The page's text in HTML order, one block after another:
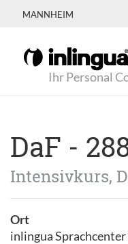
MANNHEIM
Ihr Personal
DaF -
Intensivkurs,
Ort
inlingua